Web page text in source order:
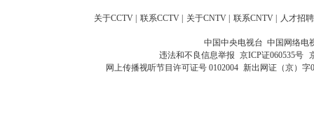
关于CCTV 联系CCTV 关于CNTV 联系CNTV 人才招聘
中国中央电视台 中国网络电
违法和不良信息举报 京ICP证060535号
网上传播视听节目许可证号 0102004 新出网证（京）